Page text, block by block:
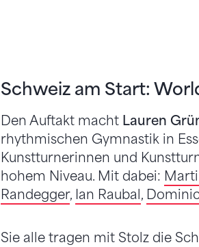
Schweiz am Start:
Den Auftakt macht Lauren
rhythmischen Gymnastik in
Kunstturnerinnen und
hohem Niveau. Mit dabei:
Randegger, Ian Raubal,
Sie alle tragen mit Stolz die